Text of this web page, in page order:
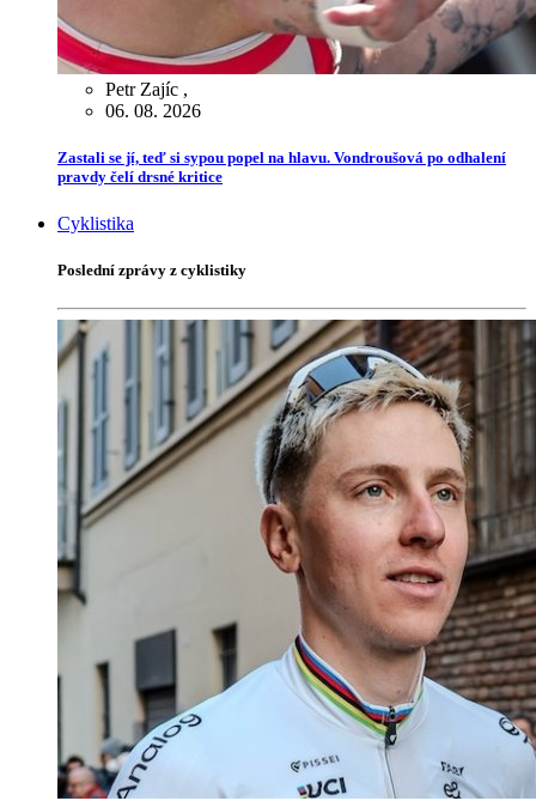
Petr Zajíc ,
06. 08. 2026
Zastali se jí, teď si sypou popel na hlavu. Vondroušová po odhalení
pravdy čelí drsné kritice
Cyklistika
Poslední zprávy z cyklistiky